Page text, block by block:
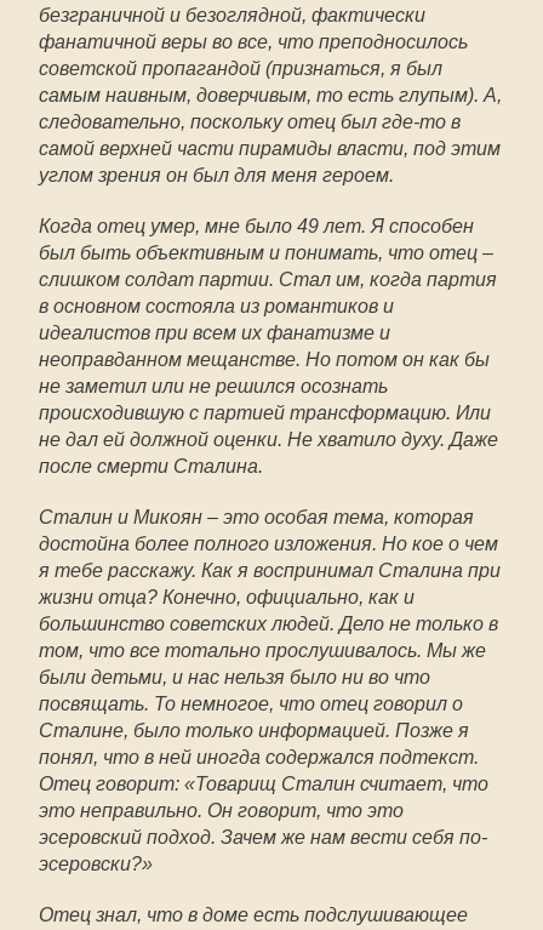
безграничной и безоглядной, фактически
фанатичной веры во все, что преподносилось
советской пропагандой (признаться, я был
самым наивным, доверчивым, то есть глупым). А,
следовательно, поскольку отец был где-то в
самой верхней части пирамиды власти, под этим
углом зрения он был для меня героем.
Когда отец умер, мне было 49 лет. Я способен
был быть объективным и понимать, что отец –
слишком солдат партии. Стал им, когда партия
в основном состояла из романтиков и
идеалистов при всем их фанатизме и
неоправданном мещанстве. Но потом он как бы
не заметил или не решился осознать
происходившую с партией трансформацию. Или
не дал ей должной оценки. Не хватило духу. Даже
после смерти Сталина.
Сталин и Микоян – это особая тема, которая
достойна более полного изложения. Но кое о чем
я тебе расскажу. Как я воспринимал Сталина при
жизни отца? Конечно, официально, как и
большинство советских людей. Дело не только в
том, что все тотально прослушивалось. Мы же
были детьми, и нас нельзя было ни во что
посвящать. То немногое, что отец говорил о
Сталине, было только информацией. Позже я
понял, что в ней иногда содержался подтекст.
Отец говорит: «Товарищ Сталин считает, что
это неправильно. Он говорит, что это
эсеровский подход. Зачем же нам вести себя по-
эсеровски?»
Отец знал, что в доме есть подслушивающее